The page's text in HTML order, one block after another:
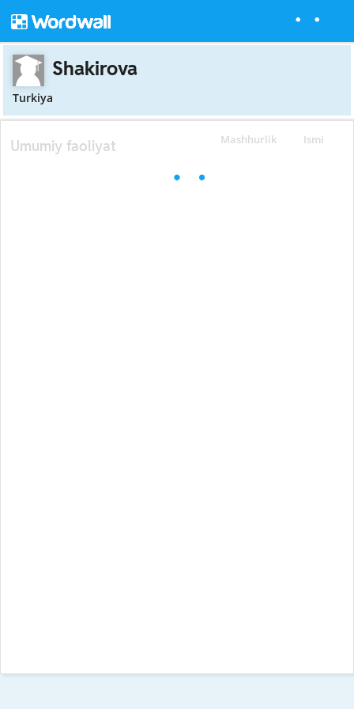
Shakirova
Turkiya
Mashhurlik Ismi
Umumiy faoliyat